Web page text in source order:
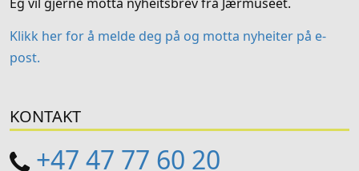
Klikk her for å melde deg på og motta nyheiter på e-
post.
KONTAKT
+47 47 77 60 20